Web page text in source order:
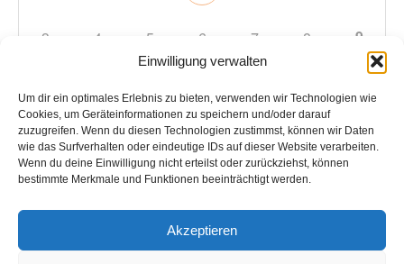
Einwilligung verwalten
Um dir ein optimales Erlebnis zu bieten, verwenden wir Technologien wie
Cookies, um Geräteinformationen zu speichern und/oder darauf
zuzugreifen. Wenn du diesen Technologien zustimmst, können wir Daten
wie das Surfverhalten oder eindeutige IDs auf dieser Website verarbeiten.
Wenn du deine Einwilligung nicht erteilst oder zurückziehst, können
bestimmte Merkmale und Funktionen beeinträchtigt werden.
Akzeptieren
3 4 5 6 7 8 9
10 11 12 13 14 15
17 18 19 20 21 22 23
31 1 2 3 4 5 6